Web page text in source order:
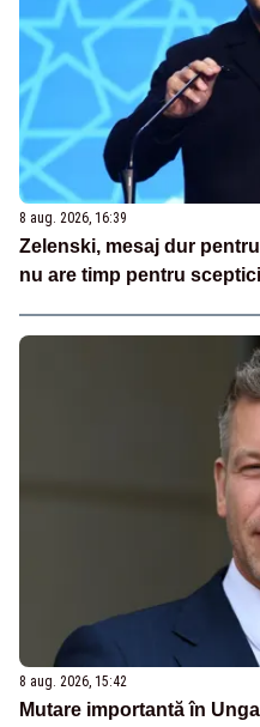
8 aug. 2026, 16:39
Zelenski, mesaj dur
nu are timp pentru
8 aug. 2026, 15:42
Mutare importantă în